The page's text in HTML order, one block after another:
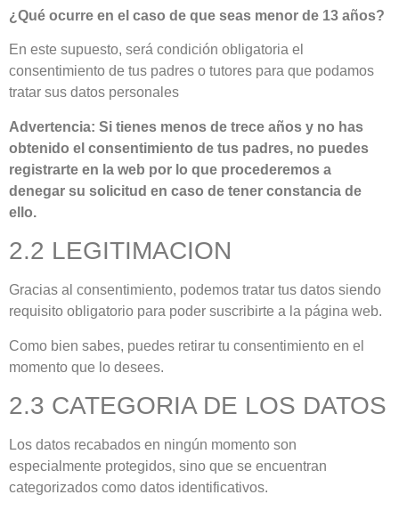
¿Qué ocurre en el caso de que seas menor de 13 años?
En este supuesto, será condición obligatoria el
consentimiento de tus padres o tutores para que podamos
tratar sus datos personales
Advertencia: Si tienes menos de trece años y no has
obtenido el consentimiento de tus padres, no puedes
registrarte en la web por lo que procederemos a
denegar su solicitud en caso de tener constancia de
ello.
2.2 LEGITIMACION
Gracias al consentimiento, podemos tratar tus datos siendo
requisito obligatorio para poder suscribirte a la página web.
Como bien sabes, puedes retirar tu consentimiento en el
momento que lo desees.
2.3 CATEGORIA DE LOS DATOS
Los datos recabados en ningún momento son
especialmente protegidos, sino que se encuentran
categorizados como datos identificativos.